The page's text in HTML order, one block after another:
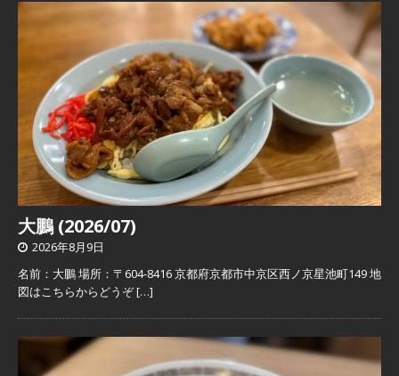
大鵬 (2026/07)
2026年8月9日
名前：大鵬 場所：〒604-8416 京都府京都市中京区西ノ京星池町149 地
図はこちらからどうぞ[…]